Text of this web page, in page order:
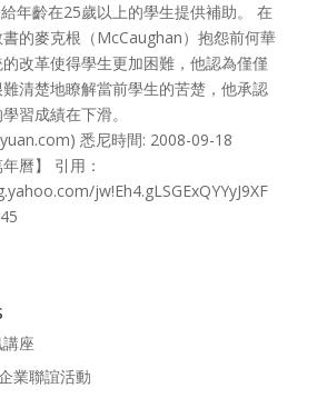
年齡在25歲以上的學生提供補助。 在
的麥克根（McCaughan）抱怨前何華
改革使得學生更加困難，他認為僅僅
清楚地瞭解當前學生的苦楚，他承認
習成績在下滑。
悉尼時間: 2008-09-18
曆】 引用：
jw!Eh4.gLSGExQYYyJ9XF
座
業聯誼活動